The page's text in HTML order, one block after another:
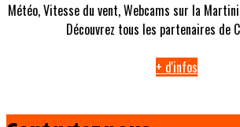
Météo, Vitesse du vent, Webcams sur la
Découvrez tous les partenaires de
+ d'infos